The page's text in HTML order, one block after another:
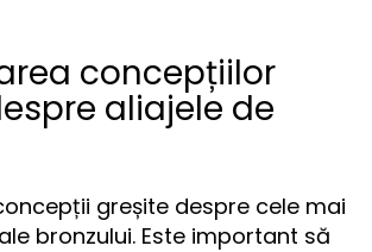
concepțiilor
aliajele de
greșite despre cele mai
bronzului. Este important să